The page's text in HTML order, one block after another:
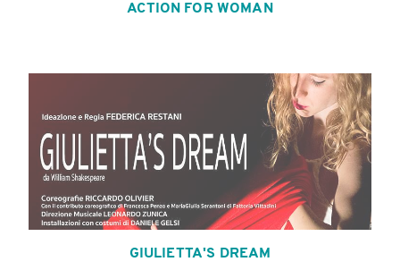
ACTION FOR WOMAN
GIULIETTA'S DREAM